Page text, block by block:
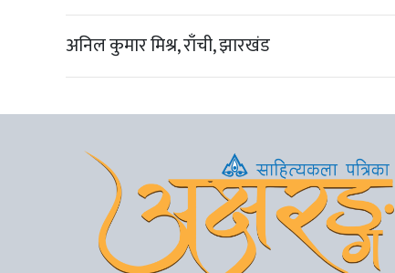
अनिल कुमार मिश्र, राँची, झारखंड